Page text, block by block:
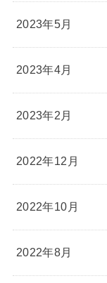
2023年5月
2023年4月
2023年2月
2022年12月
2022年10月
2022年8月